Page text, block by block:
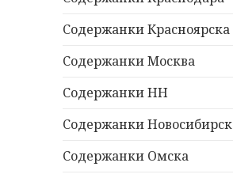
Содержанки Красноярска
Содержанки Москва
Содержанки НН
Содержанки Новосибирск
Содержанки Омска